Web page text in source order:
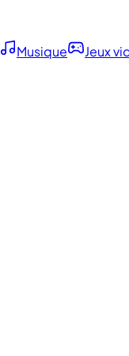
Musique
Jeux